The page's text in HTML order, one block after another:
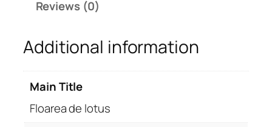
s
.
D
v
Reviews (0)
Additional information
Main Title
Floarea de lotus